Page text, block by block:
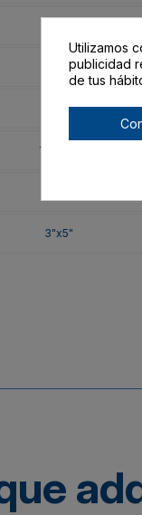
8"x10"
9"x12"
18"x24"
3"x5"
Utilizamos
publicidad
de tus